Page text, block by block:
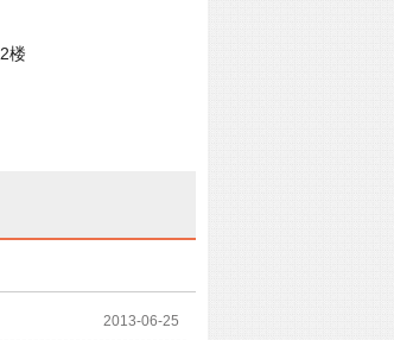
2楼
2013-06-25